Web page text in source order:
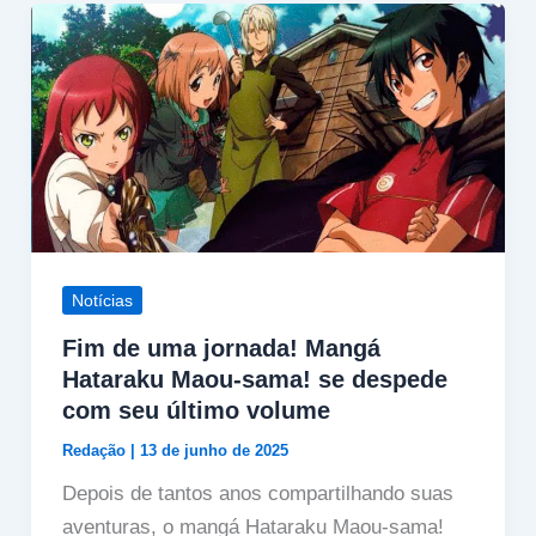
Notícias
Fim de uma jornada! Mangá
Hataraku Maou‑sama! se despede
com seu último volume
Redação 13 de junho de 2025
Depois de tantos anos compartilhando suas
aventuras, o mangá Hataraku Maou‑sama!